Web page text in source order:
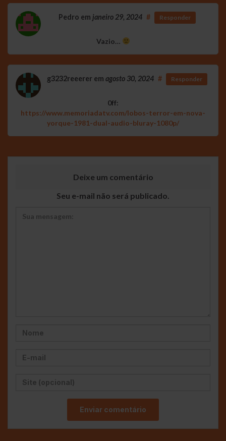
Pedro em janeiro 29, 2024 # Responder
Vazio…
g3232reeererem agosto 30, 2024 # Responder
0ff:
https://www.memoriadatv.com/lobos-terror-em-nova-
yorque-1981-dual-audio-bluray-1080p/
Deixe um comentário
Seu e-mail não será publicado.